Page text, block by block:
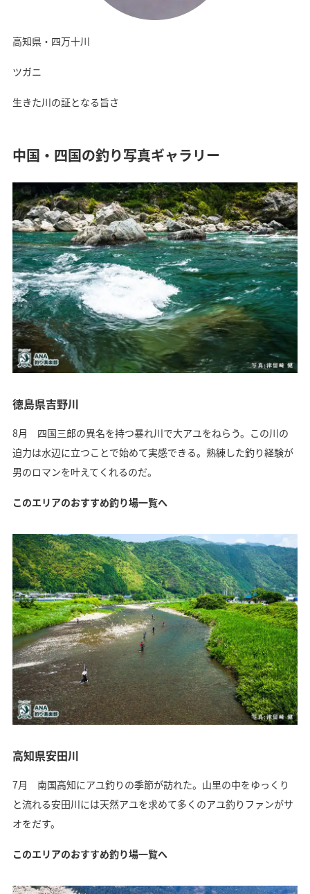
高知県・四万十川
ツガニ
生きた川の証となる旨さ
中国・四国の釣り写真ギャラリー
徳島県吉野川
8月 四国三郎の異名を持つ暴れ川で大アユをねらう。この川の
迫力は水辺に立つことで始めて実感できる。熟練した釣り経験が
男のロマンを叶えてくれるのだ。
このエリアのおすすめ釣り場一覧へ
高知県安田川
7月 南国高知にアユ釣りの季節が訪れた。山里の中をゆっくり
と流れる安田川には天然アユを求めて多くのアユ釣りファンがサ
オをだす。
このエリアのおすすめ釣り場一覧へ